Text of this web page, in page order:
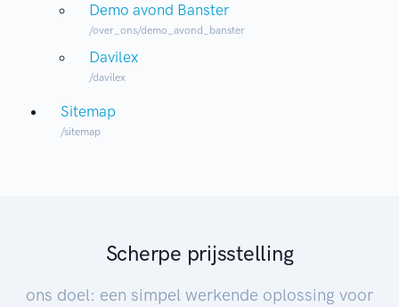
Demo avond Banster
/over_ons/demo_avond_banster
Davilex
/davilex
Sitemap
/sitemap
Scherpe prijsstelling
ons doel: een simpel werkende oplossing voor